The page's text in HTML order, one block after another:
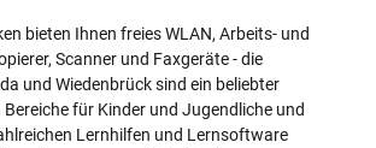
bieten Ihnen freies WLAN, Arbeits- und
Scanner und Faxgeräte - die
und Wiedenbrück sind ein beliebter
für Kinder und Jugendliche und
Lernhilfen und Lernsoftware